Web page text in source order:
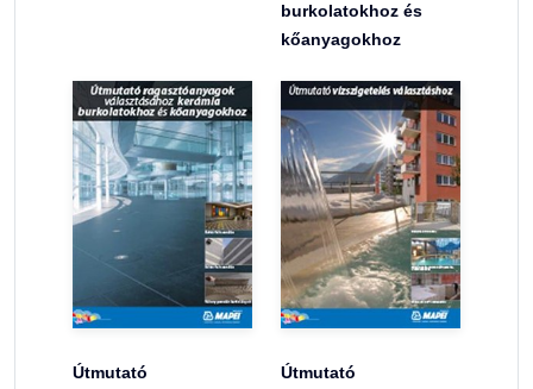
burkolatokhoz és
kőanyagokhoz
Útmutató
Útmutató